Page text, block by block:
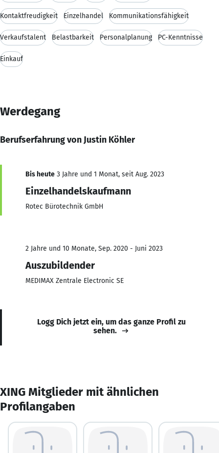
Kontaktfreudigkeit Einzelhandel Kommunikationsfähigkeit
Verkaufstalent Belastbarkeit Personalplanung PC-Kenntnisse
Einkauf
Werdegang
Berufserfahrung von Justin Köhler
Bis heute 3 Jahre und 1 Monat, seit Aug. 2023
Einzelhandelskaufmann
Rotec Bürotechnik GmbH
2 Jahre und 10 Monate, Sep. 2020 - Juni 2023
Auszubildender
MEDIMAX Zentrale Electronic SE
Logg Dich jetzt ein, um das ganze Profil zu
sehen.
XING Mitglieder mit ähnlichen
Profilangaben